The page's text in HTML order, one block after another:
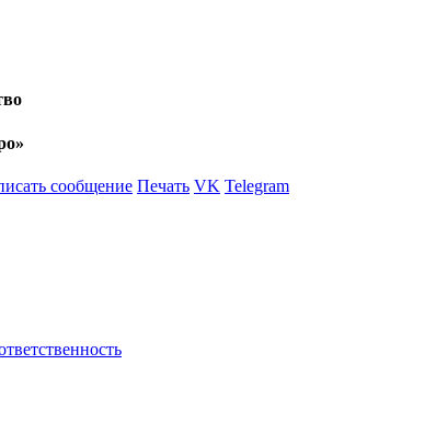
сообщение Печать VK Telegram